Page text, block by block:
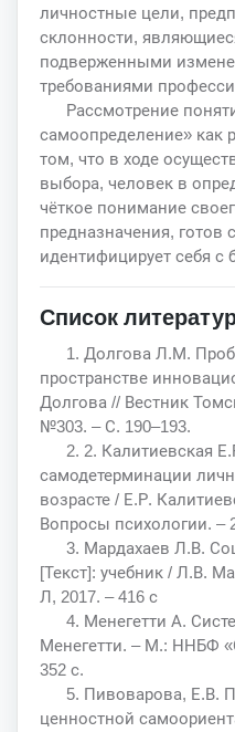
личностные цели,
склонности,
подверженными
требованиями
Рассмотрение
самоопределение» как
том, что в ходе
выбора, человек в
чёткое понимание
предназначения, готов
идентифицирует себя с
Список
1. Долгова Л.М.
пространстве
Долгова // Вестник
№303. – С. 190–193.
2. 2. Калитиевская
самодетерминации
возрасте / Е.Р.
Вопросы психологии. –
3. Мардахаев Л.В.
[Текст]: учебник / Л.В.
Л, 2017. – 416 с
4. Менегетти А.
Менегетти. – М.: ННБФ
352 с.
5. Пивоварова, Е.В.
ценностной